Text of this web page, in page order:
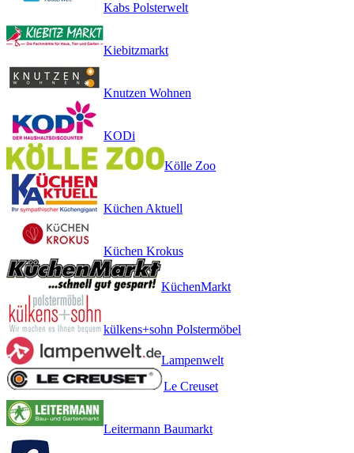
Kabs Polsterwelt
Kiebitzmarkt
Knutzen Wohnen
KODi
Kölle Zoo
Küchen Aktuell
Küchen Krokus
KüchenMarkt
külkens+sohn Polstermöbel
Lampenwelt
Le Creuset
Leitermann Baumarkt